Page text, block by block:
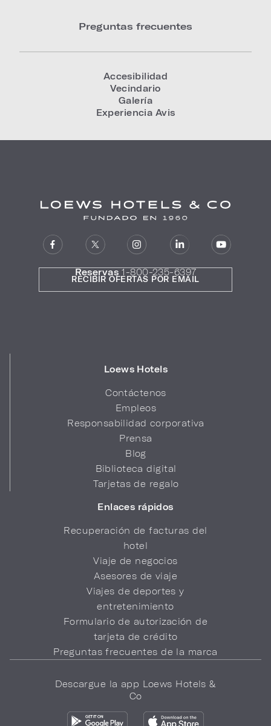
Preguntas frecuentes
Accesibilidad
Vecindario
Galería
Experiencia Avis
Reservas 1-800-235-6397
Loews Hotels
Contáctenos
Empleos
Responsabilidad corporativa
Prensa
Blog
Biblioteca digital
Tarjetas de regalo
Enlaces rápidos
Recuperación de facturas del
hotel
Viaje de negocios
Asesores de viaje
Viajes de deportes y
entretenimiento
Formulario de autorización de
tarjeta de crédito
Preguntas frecuentes de la marca
RECIBIR OFERTAS POR EMAIL
Descargue la app Loews Hotels &
Co